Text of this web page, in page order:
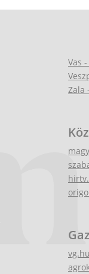
Vas
Zala
vg.hu